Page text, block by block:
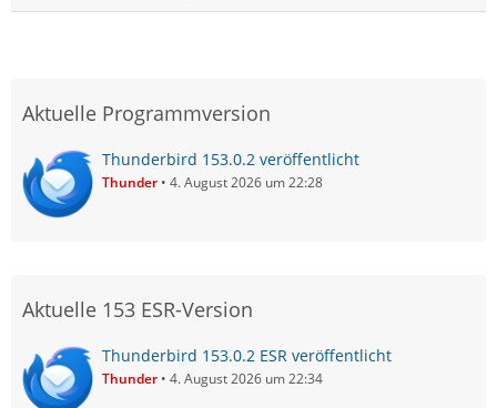
Aktuelle Programmversion
Thunderbird 153.0.2 veröffentlicht
Thunder 4. August 2026 um 22:28
Aktuelle 153 ESR-Version
Thunderbird 153.0.2 ESR veröffentlicht
Thunder 4. August 2026 um 22:34